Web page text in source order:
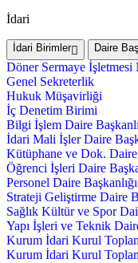
İdari
İdari Birimler Daire
Döner Sermaye İşletmesi
Genel Sekreterlik
Hukuk Müşavirliği
İç Denetim Birimi
Bilgi İşlem Daire
İdari Mali İşler Daire
Kütüphane ve Dok. Daire
Öğrenci İşleri Daire
Personel Daire Başkanlığı
Strateji Geliştirme Daire
Sağlık Kültür ve Spor
Yapı İşleri ve Teknik
Kurum İdari Kurul
Kurum İdari Kurul